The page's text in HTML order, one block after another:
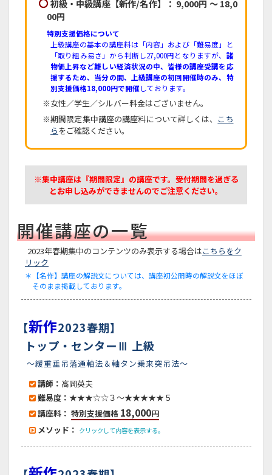
初級・中級講座【新作/名作】： 9,000円 ～ 18,0
00円
特別支援価格について
上級講座の基本の講座料は「内容」および「難易度」と
「取り組み易さ」から判断し27,000円となりますが、 諸
物価上昇など難しい経済状況の中、皆様の講座受講を応
援するため、当分の間、上級講座の初回開催時のみ、特
別支援価格18,000円で開催しております。
※女性／学生／シルバー料金はございません。
※期間限定集中講座の講座料について詳しくは、 こち
ら をご確認ください。
※集中講座は『期間限定』の講座です。受付期間を過ぎる
とお申し込みができませんのでご注意ください。
開催講座の一覧
2023年春期集中のコンテンツのみ表示する場合はこちらをク
リック
＊【名作】講座の解説文については、講座初公開時の解説文をほぼ
そのまま掲載しております。
【新作2023春期】
トップ・センターⅢ 上級
～緩重垂吊落通軸法＆軸タン乗来突吊法～
講師： 高岡英夫
難易度： ★★★☆☆３～★★★★★５
講座料： 特別支援価格 18,000円
メソッド： クリックして内容を表示する。